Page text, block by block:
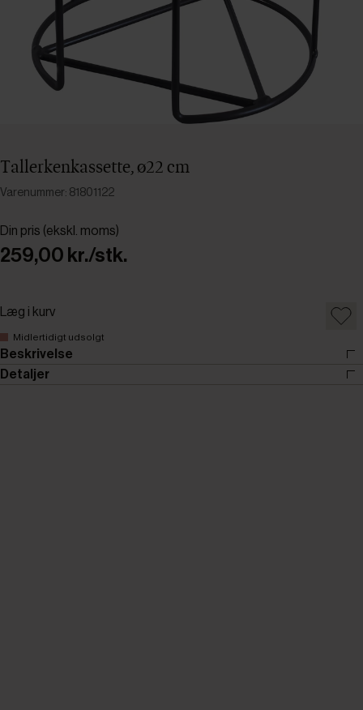
Tallerkenkassette, ø22 cm
Varenummer: 81801122
Din pris (ekskl. moms)
259,00 kr./stk.
Læg i kurv
Midlertidigt udsolgt
Beskrivelse
Detaljer